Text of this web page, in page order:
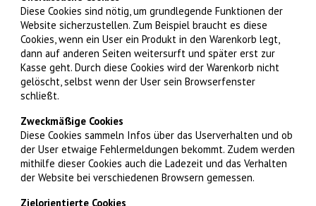
Diese Cookies sind nötig, um grundlegende Funktionen der
Website sicherzustellen. Zum Beispiel braucht es diese
Cookies, wenn ein User ein Produkt in den Warenkorb legt,
dann auf anderen Seiten weitersurft und später erst zur
Kasse geht. Durch diese Cookies wird der Warenkorb nicht
gelöscht, selbst wenn der User sein Browserfenster
schließt.
Zweckmäßige Cookies
Diese Cookies sammeln Infos über das Userverhalten und ob
der User etwaige Fehlermeldungen bekommt. Zudem werden
mithilfe dieser Cookies auch die Ladezeit und das Verhalten
der Website bei verschiedenen Browsern gemessen.
Zielorientierte Cookies